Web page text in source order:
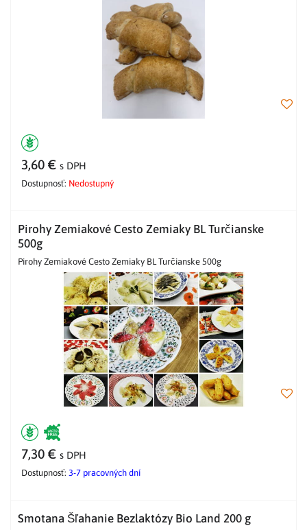
3,60 € s DPH
Dostupnosť: Nedostupný
Pirohy Zemiakové Cesto Zemiaky BL Turčianske
500g
Pirohy Zemiakové Cesto Zemiaky BL Turčianske 500g
7,30 € s DPH
Dostupnosť: 3-7 pracovných dní
Smotana Šľahanie Bezlaktózy Bio Land 200 g